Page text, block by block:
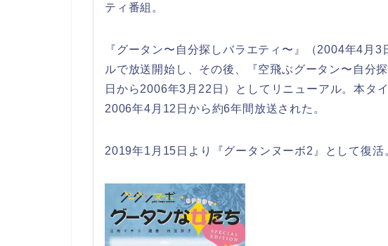
ティ番組。
『グータン〜自分探しバラエティ〜』（2004年4月
ルで放送開始し、その後、『空飛ぶグータン〜自分
日から2006年3月22日）としてリニューアル。本タ
2006年4月12日から約6年間放送された。
2019年1月15日より『グータンヌーボ2』として復活